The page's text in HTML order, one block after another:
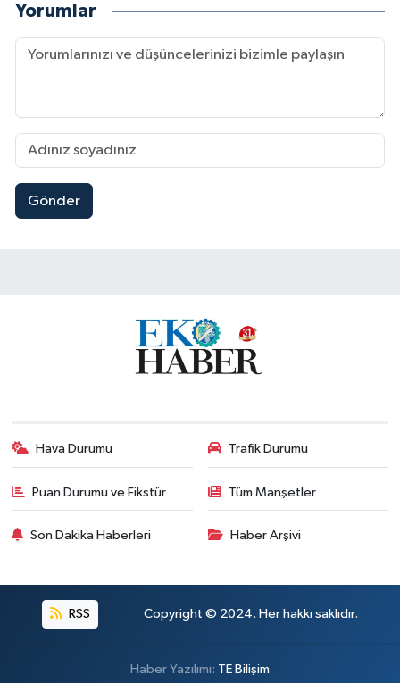
Yorumlar
Gönder
Hava Durumu Trafik Durumu
Puan Durumu ve Fikstür Tüm Manşetler
Son Dakika Haberleri Haber Arşivi
RSS Copyright © 2024. Her hakkı saklıdır.
Haber Yazılımı: TE Bilişim